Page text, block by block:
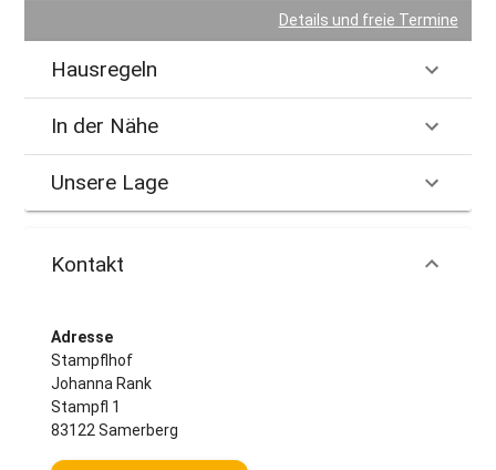
Details und freie Termine
Hausregeln
In der Nähe
Unsere Lage
Kontakt
Adresse
Stampflhof
Johanna Rank
Stampfl 1
83122 Samerberg